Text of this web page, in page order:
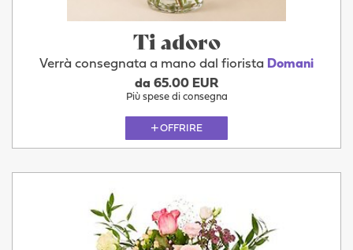
Ti adoro
Verrà consegnata a mano dal fiorista Domani
da 65.00 EUR
Più spese di consegna
OFFRIRE